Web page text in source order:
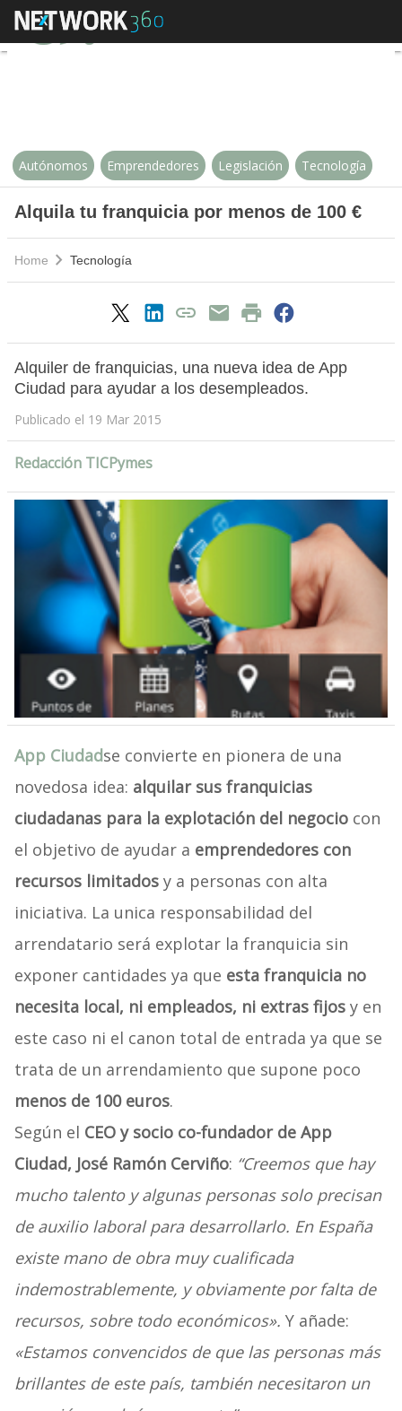
Alquila tu franquicia por menos
Autónomos Emprendedores Legislación Tecnología
Alquila tu franquicia por menos de 100 €
Home Tecnología
Alquiler de franquicias, una nueva idea de App
Ciudad para ayudar a los desempleados.
Publicado el 19 Mar 2015
Redacción TICPymes
App Ciudadse convierte en pionera de una
novedosa idea: alquilar sus franquicias
ciudadanas para la explotación del negocio con
el objetivo de ayudar a emprendedores con
recursos limitados y a personas con alta
iniciativa. La unica responsabilidad del
arrendatario será explotar la franquicia sin
exponer cantidades ya que esta franquicia no
necesita local, ni empleados, ni extras fijosy en
este caso ni el canon total de entrada ya que se
trata de un arrendamiento que supone poco
menos de 100 euros.
Según el CEO y socio co-fundador de App
Ciudad, José Ramón Cerviño: “Creemos que hay
mucho talento y algunas personas solo precisan
de auxilio laboral para desarrollarlo. En España
existe mano de obra muy cualificada
indemostrablemente, y obviamente por falta de
recursos, sobre todo económicos». Y añade:
«Estamos convencidos de que las personas más
brillantes de este país, también necesitaron un